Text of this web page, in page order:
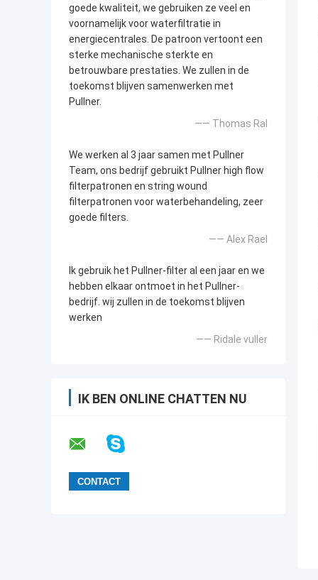
goede kwaliteit, we gebruiken ze veel en
voornamelijk voor waterfiltratie in
energiecentrales. De patroon vertoont een
sterke mechanische sterkte en
betrouwbare prestaties. We zullen in de
toekomst blijven samenwerken met
Pullner.
—— Thomas Ral
We werken al 3 jaar samen met Pullner
Team, ons bedrijf gebruikt Pullner high flow
filterpatronen en string wound
filterpatronen voor waterbehandeling, zeer
goede filters.
—— Alex Rael
Ik gebruik het Pullner-filter al een jaar en we
hebben elkaar ontmoet in het Pullner-
bedrijf. wij zullen in de toekomst blijven
werken
—— Ridale vuller
IK BEN ONLINE CHATTEN NU